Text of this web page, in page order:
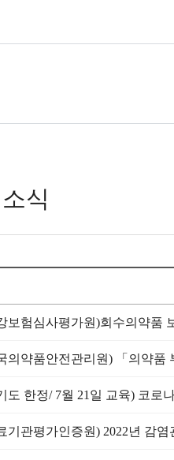
식
보험심사평가원)회수의약품
의약품안전관리원) 「의약품
도 한정/ 7월 21일 교육) 코로
기관평가인증원) 2022년 감